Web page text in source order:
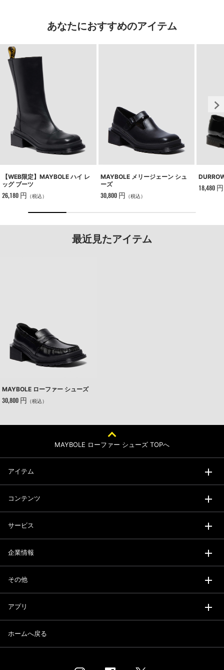
あなたにおすすめのアイテム
【WEB限定】MAYBOLE ハイ レ
ッグ ブーツ
26,180 円 （税込）
MAYBOLE メリージェーン シュ
ーズ
30,800 円 （税込）
18,480 円
最近見たアイテム
MAYBOLE ローファー シューズ
30,800 円 （税込）
MAYBOLE ローファー シューズ TOPへ
アイテム
コンテンツ
サービス
企業情報
その他
アプリ
ホームへ戻る